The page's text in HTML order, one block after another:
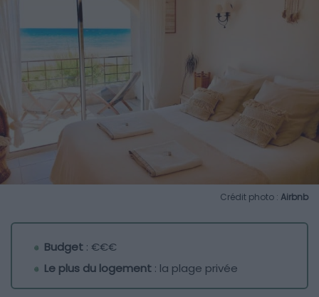
Crédit photo : Airbnb
Budget : €€€
Le plus du logement : la plage privée